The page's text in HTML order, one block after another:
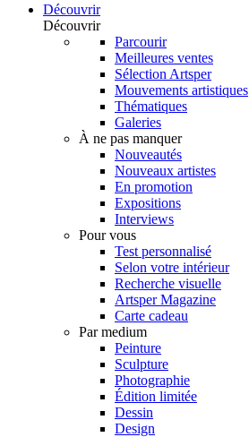
Découvrir
Découvrir
Parcourir
Meilleures ventes
Sélection Artsper
Mouvements artistiques
Thématiques
Galeries
À ne pas manquer
Nouveautés
Nouveaux artistes
En promotion
Expositions
Interviews
Pour vous
Test personnalisé
Selon votre intérieur
Recherche visuelle
Artsper Magazine
Carte cadeau
Par medium
Peinture
Sculpture
Photographie
Édition limitée
Dessin
Design